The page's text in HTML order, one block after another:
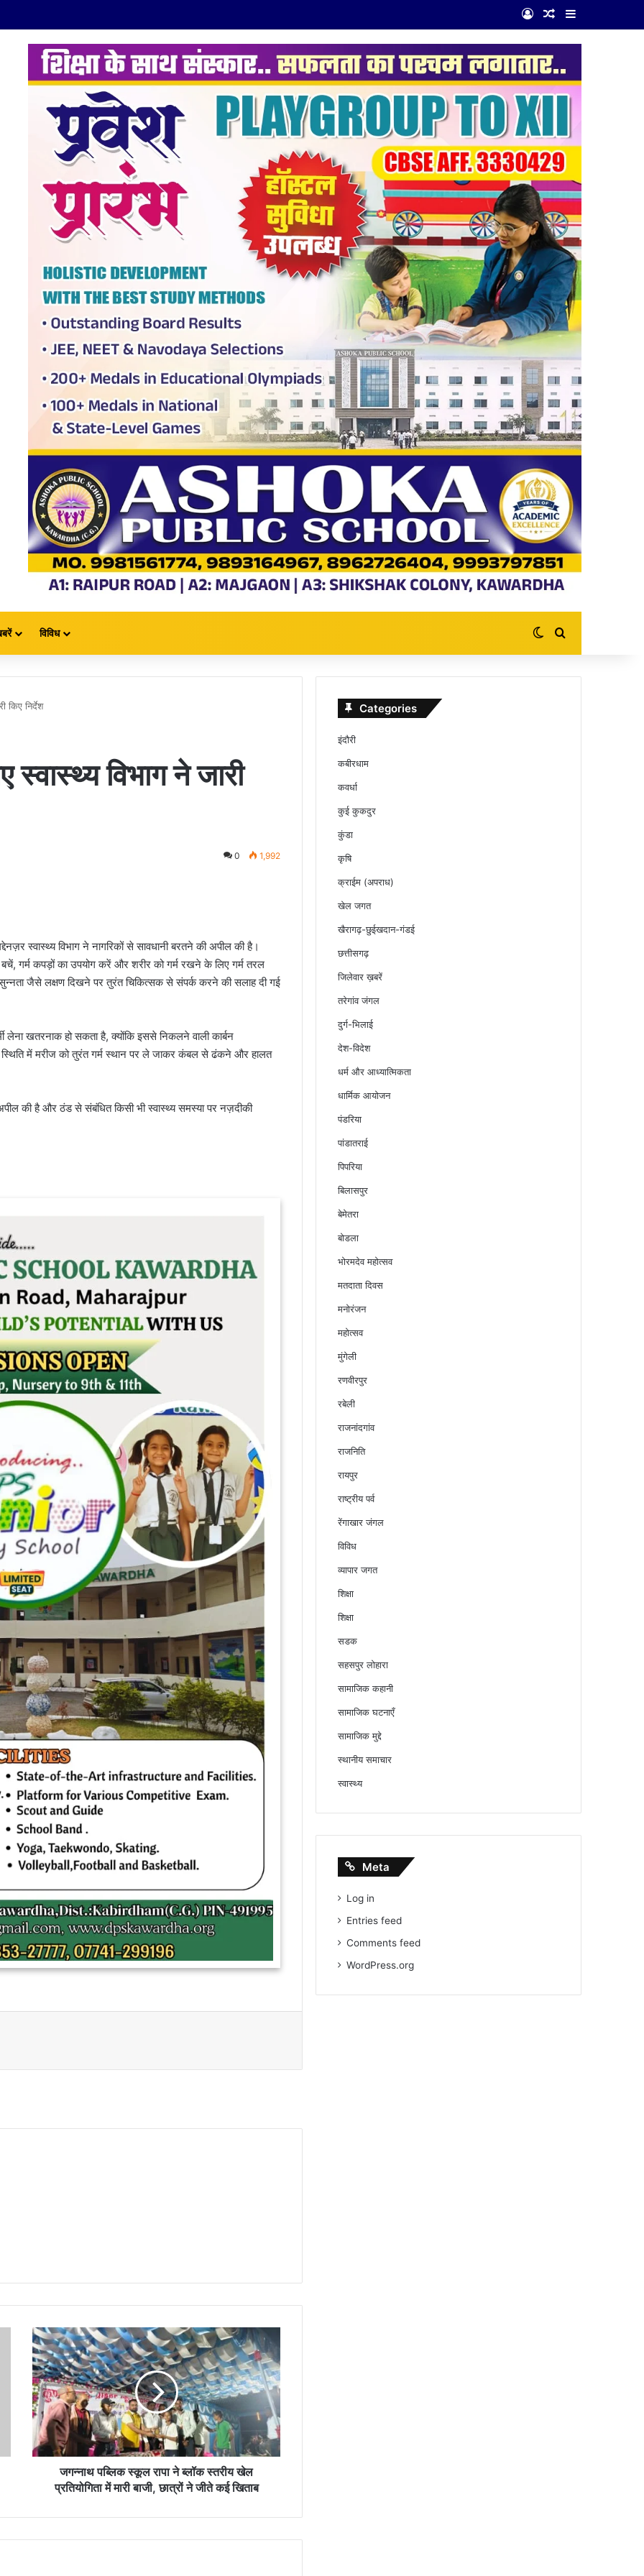
Log InRandom Article
Sidebar
विविध Switch skin
Search for
किए निर्देश
विभाग ने जारी
0 1,992
स्वास्थ्य विभाग ने नागरिकों से सावधानी बरतने की अपील की है।
गर्म कपड़ों का उपयोग करें और शरीर को गर्म रखने के लिए गर्म तरल
जैसे लक्षण दिखने पर तुरंत चिकित्सक से संपर्क करने की सलाह दी गई
लेना खतरनाक हो सकता है, क्योंकि इससे निकलने वाली कार्बन
स्थिति में मरीज को तुरंत गर्म स्थान पर ले जाकर कंबल से ढंकने और हालत
की है और ठंड से संबंधित किसी भी स्वास्थ्य समस्या पर नज़दीकी
जगन्नाथ
पब्लिक
स्कूल
रापा
ने
ब्लॉक
स्तरीय
खेल
प्रतियोगिता
छात्रों
जगन्नाथ पब्लिक स्कूल रापा ने ब्लॉक स्तरीय खेल
प्रतियोगिता में मारी बाजी, छात्रों ने जीते कई खिताब
Categories
इंदौरी
कबीरधाम
कवर्धा
कुई कुकदुर
कुंडा
कृषि
क्राईम (अपराध)
खेल जगत
खैरागढ़-छुईखदान-गंडई
छत्तीसगढ़
जिलेवार ख़बरें
तरेगांव जंगल
दुर्ग-भिलाई
देश-विदेश
धर्म और आध्यात्मिकता
धार्मिक आयोजन
पंडरिया
पांडातराई
पिपरिया
बिलासपुर
बेमेतरा
बोडला
भोरमदेव महोत्सव
मतदाता दिवस
मनोरंजन
महोत्सव
मुंगेली
रणवीरपुर
रबेली
राजनांदगांव
राजनिति
रायपुर
राष्ट्रीय पर्व
रेंगाखार जंगल
विविध
व्यापार जगत
शिक्षा
शिक्षा
सडक
सहसपुर लोहारा
सामाजिक कहानी
सामाजिक घटनाएँ
सामाजिक मुद्दे
स्थानीय समाचार
स्वास्थ्य
Meta
Log in
Entries feed
Comments feed
WordPress.org